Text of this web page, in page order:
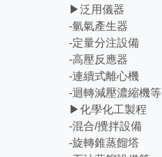
▶泛用儀器
-氫氣產生器
-定量分注設備
-高壓反應器
-連續式離心機
-迴轉減壓濃縮機等
▶化學化工製程
-混合/攪拌設備
-旋轉錐蒸餾塔